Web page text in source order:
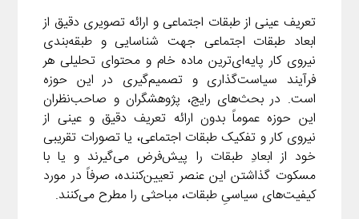
تعریف عینی از طبقات اجتماعی و ارائه تصویری دقیق از
ابعاد طبقات اجتماعی جهت شناسایی و طبقه‌بندی
نیروی کار پایه‌ای‌ترین ماده خام و محتوای تحلیلی هر
فرآیند سیاست‌گذاری و تصمیم‌گیری در این حوزه
است. در بحث‌های رایج، پژوهشگران و صاحب‌نظران
این حوزه عموماً بدون ارائه تعریف دقیق و عینی از
نیروی کار و تفکیک طبقات اجتماعی، یا تصورات تقریبی
خود از ابعادِ طبقات را پیش‌فرض می‌گیرند و یا با
مسکوت گذاشتن این عنصر تعیین‌کننده،‌ صرفاً در مورد
کیفیت‌های سیاسیِ طبقات، مباحثی را مطرح می‌کنند.